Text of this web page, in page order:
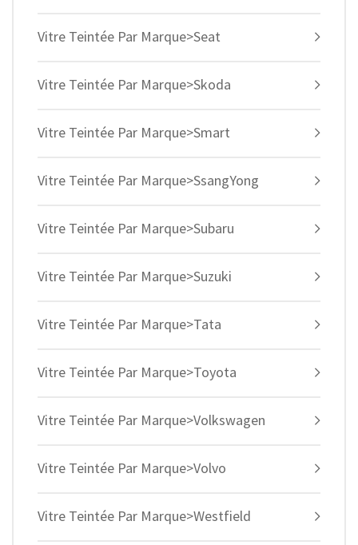
Vitre Teintée Par Marque>Seat
Vitre Teintée Par Marque>Skoda
Vitre Teintée Par Marque>Smart
Vitre Teintée Par Marque>SsangYong
Vitre Teintée Par Marque>Subaru
Vitre Teintée Par Marque>Suzuki
Vitre Teintée Par Marque>Tata
Vitre Teintée Par Marque>Toyota
Vitre Teintée Par Marque>Volkswagen
Vitre Teintée Par Marque>Volvo
Vitre Teintée Par Marque>Westfield